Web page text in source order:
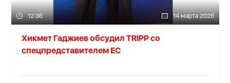
12:36 14 марта 2026
Хикмет Гаджиев обсудил TRIPP со
спецпредставителем ЕС